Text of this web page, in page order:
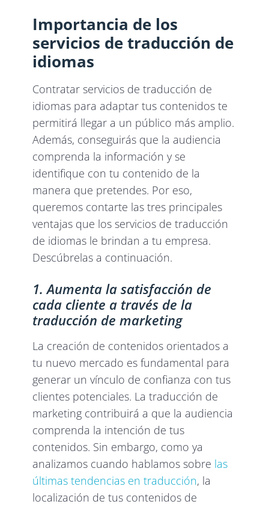
Importancia de los
servicios de traducción de
idiomas
Contratar servicios de traducción de
idiomas para adaptar tus contenidos te
permitirá llegar a un público más amplio.
Además, conseguirás que la audiencia
comprenda la información y se
identifique con tu contenido de la
manera que pretendes. Por eso,
queremos contarte las tres principales
ventajas que los servicios de traducción
de idiomas le brindan a tu empresa.
Descúbrelas a continuación.
1. Aumenta la satisfacción de
cada cliente a través de la
traducción de marketing
La creación de contenidos orientados a
tu nuevo mercado es fundamental para
generar un vínculo de confianza con tus
clientes potenciales. La traducción de
marketing contribuirá a que la audiencia
comprenda la intención de tus
contenidos. Sin embargo, como ya
analizamos cuando hablamos sobre las
últimas tendencias en traducción, la
localización de tus contenidos de